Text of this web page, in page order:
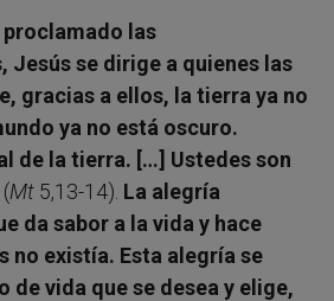
proclamado las
Jesús se dirige a quienes las
gracias a ellos, la tierra ya no
ya no está oscuro.
de la tierra. […] Ustedes son
(Mt 5,13-14). La alegría
da sabor a la vida y hace
no existía. Esta alegría se
de vida que se desea y elige,